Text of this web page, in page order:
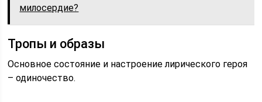
милосердие?
Тропы и образы
Основное состояние и настроение лирического героя
– одиночество.